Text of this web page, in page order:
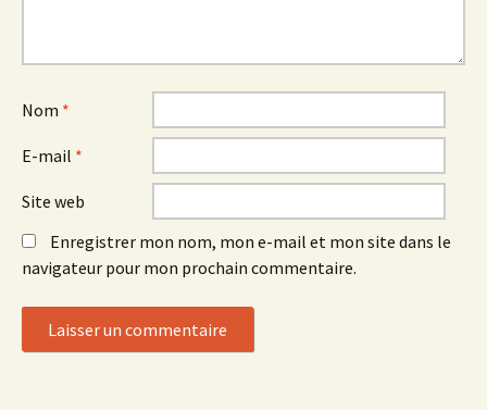
Nom *
E-mail *
Site web
Enregistrer mon nom, mon e-mail et mon site dans le
navigateur pour mon prochain commentaire.